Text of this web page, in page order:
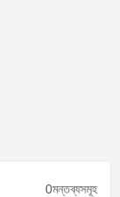
0মন্তব্যসমূহ